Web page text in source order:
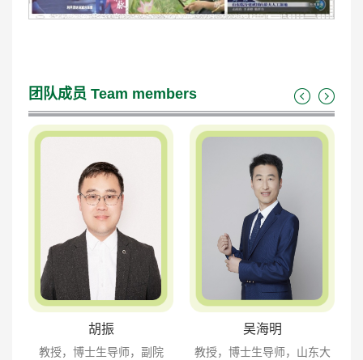
团队成员 Team members
胡振
教授，博士生导师，副院
吴海明
教授，博士生导师，山东大